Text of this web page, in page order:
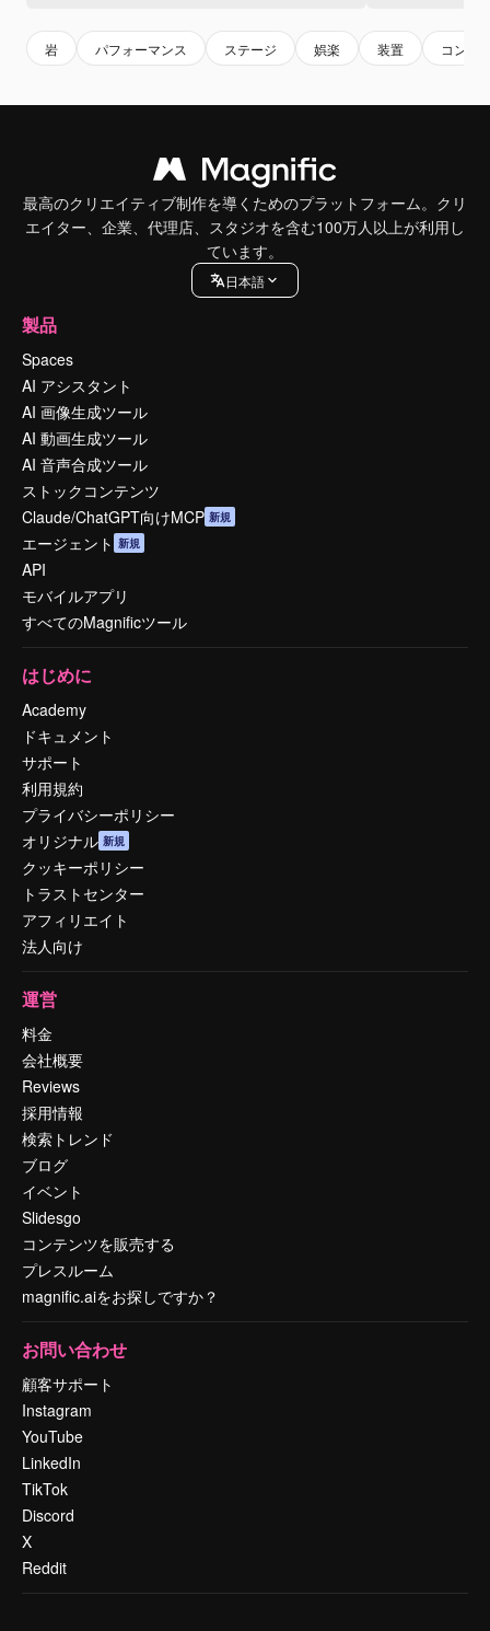
岩 パフォーマンス ステージ 娯楽 装置 コンサ
最高のクリエイティブ制作を導くためのプラットフォーム。クリ
エイター、企業、代理店、スタジオを含む100万人以上が利用し
ています。
日本語
製品
Spaces
AI アシスタント
AI 画像生成ツール
AI 動画生成ツール
AI 音声合成ツール
ストックコンテンツ
Claude/ChatGPT向けMCP 新規
エージェント 新規
API
モバイルアプリ
すべてのMagnificツール
はじめに
Academy
ドキュメント
サポート
利用規約
プライバシーポリシー
オリジナル 新規
クッキーポリシー
トラストセンター
アフィリエイト
法人向け
運営
料金
会社概要
Reviews
採用情報
検索トレンド
ブログ
イベント
Slidesgo
コンテンツを販売する
プレスルーム
magnific.aiをお探しですか？
お問い合わせ
顧客サポート
Instagram
YouTube
LinkedIn
TikTok
Discord
X
Reddit